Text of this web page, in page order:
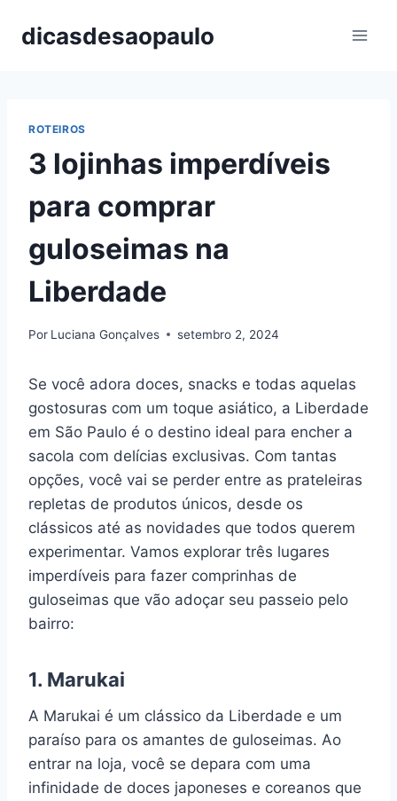
paradicasdesaopaulo
ROTEIROS
3 lojinhas imperdíveis
para comprar
guloseimas na
Liberdade
Por Luciana Gonçalves setembro 2, 2024
Se você adora doces, snacks e todas aquelas
gostosuras com um toque asiático, a Liberdade
em São Paulo é o destino ideal para encher a
sacola com delícias exclusivas. Com tantas
opções, você vai se perder entre as prateleiras
repletas de produtos únicos, desde os
clássicos até as novidades que todos querem
experimentar. Vamos explorar três lugares
imperdíveis para fazer comprinhas de
guloseimas que vão adoçar seu passeio pelo
bairro:
1. Marukai
A Marukai é um clássico da Liberdade e um
paraíso para os amantes de guloseimas. Ao
entrar na loja, você se depara com uma
infinidade de doces japoneses e coreanos que